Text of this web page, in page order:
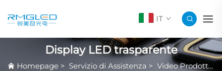
IT
Display LED trasparente
Homepage > Servizio di Assistenza > Video Prodotto in Evidenza